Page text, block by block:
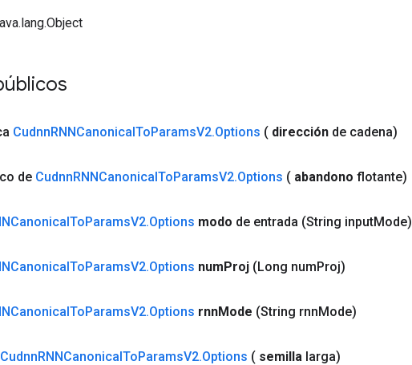
CudnnRNNCanonicalToParamsV2.Options ( dirección de cadena)
de CudnnRNNCanonicalToParamsV2.Options ( abandono flotante)
ToParamsV2.Options modo de entrada (String inputMode)
ToParamsV2.Options numProj (Long numProj)
ToParamsV2.Options rnnMode (String rnnMode)
CudnnRNNCanonicalToParamsV2.Options ( semilla larga)